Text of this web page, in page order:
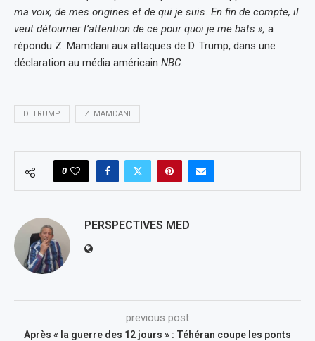
ma voix, de mes origines et de qui je suis. En fin de compte, il
veut détourner l’attention de ce pour quoi je me bats », a
répondu Z. Mamdani aux attaques de D. Trump, dans une
déclaration au média américain NBC.
D. TRUMP Z. MAMDANI
0
PERSPECTIVES MED
previous post
Après « la guerre des 12 jours » : Téhéran coupe les ponts